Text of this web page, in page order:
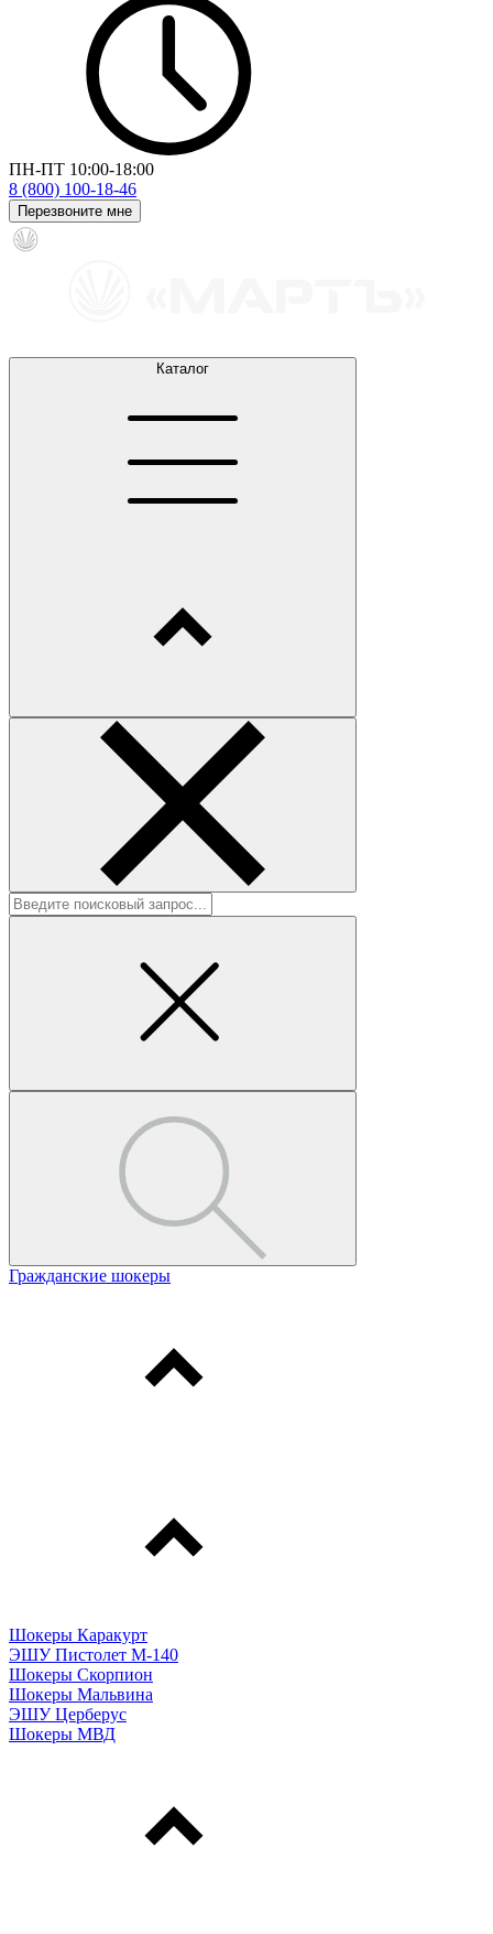
ПН-ПТ 10:00-18:00
8 (800) 100-18-46
Перезвоните мне
Каталог
Гражданские шокеры
Шокеры Каракурт
ЭШУ Пистолет М-140
Шокеры Скорпион
Шокеры Мальвина
ЭШУ Церберус
Шокеры МВД